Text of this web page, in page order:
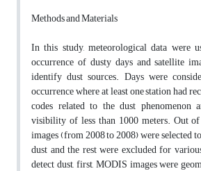
Methods and Materials
In this study, meteorological data were
occurrence of dusty days and satellite
identify dust sources. Days were
occurrence where at least one station had
codes related to the dust phenomenon
visibility of less than 1000 meters. Out
images (from 2008 to 2008) were selected
dust and the rest were excluded for
detect dust, first, MODIS images were